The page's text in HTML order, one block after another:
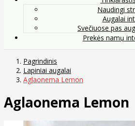
Naudingi
Augalai
Svečiuose pas
Prekės namų
Pagrindinis
Lapiniai augalai
Aglaonema Lemon
Aglaonema Lemon